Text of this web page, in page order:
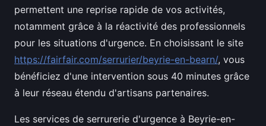
permettent une reprise rapide de vos activités,
notamment grâce à la réactivité des professionnels
pour les situations d'urgence. En choisissant le site
https://fairfair.com/serrurier/beyrie-en-bearn/, vous
bénéficiez d'une intervention sous 40 minutes grâce
à leur réseau étendu d'artisans partenaires.
Les services de serrurerie d'urgence à Beyrie-en-